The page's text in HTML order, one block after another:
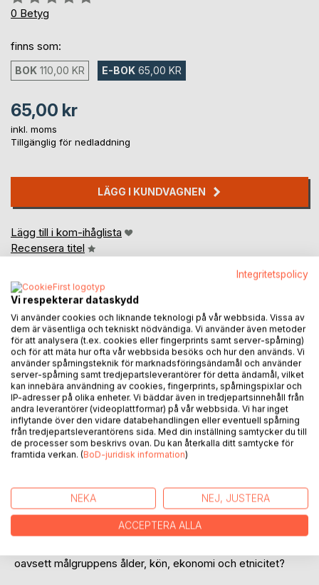
0%
0 Betyg
finns som:
BOK 110,00 KR E-BOK 65,00 KR
65,00 kr
inkl. moms
Tillgänglig för nedladdning
LÄGG I KUNDVAGNEN
Lägg till i kom-ihåglista
Recensera titel
BESKRIVNING
I den här forskningsrapporten diskuteras begreppen social
isolering och ofrivillig ensamhet i Sverige, och att ensamhet
måste kopplas till hur den upplevs av den enskilde och
därför kan se olika ut från individ till individ. Även personer i
parrelationer och personer som bor i exempelvis
Ökar därmed ensamheten eller är den konstant? Vilka
hälsorisker finns med ofrivillig ensamhet? Och framför allt,
hur kan vi hjälpas åt i samhället, på olika nivåer och mellan
oavsett målgruppens ålder, kön, ekonomi och etnicitet?
Integritetspolicy
Vi respekterar dataskydd
Vi använder cookies och liknande teknologi på vår webbsida. Vissa av
dem är väsentliga och tekniskt nödvändiga. Vi använder även metoder
för att analysera (t.ex. cookies eller fingerprints samt server-spårning)
och för att mäta hur ofta vår webbsida besöks och hur den används. Vi
använder spårningsteknik för marknadsföringsändamål och använder
server-spårning samt tredjepartsleverantörer för detta ändamål, vilket
kan innebära användning av cookies, fingerprints, spårningspixlar och
IP-adresser på olika enheter. Vi bäddar även in tredjepartsinnehåll från
andra leverantörer (videoplattformar) på vår webbsida. Vi har inget
inflytande över den vidare databehandlingen eller eventuell spårning
från tredjepartsleverantörens sida. Med din inställning samtycker du till
de processer som beskrivs ovan. Du kan återkalla ditt samtycke för
framtida verkan. (BoD-juridisk information)
NEKA NEJ, JUSTERA
ACCEPTERA ALLA